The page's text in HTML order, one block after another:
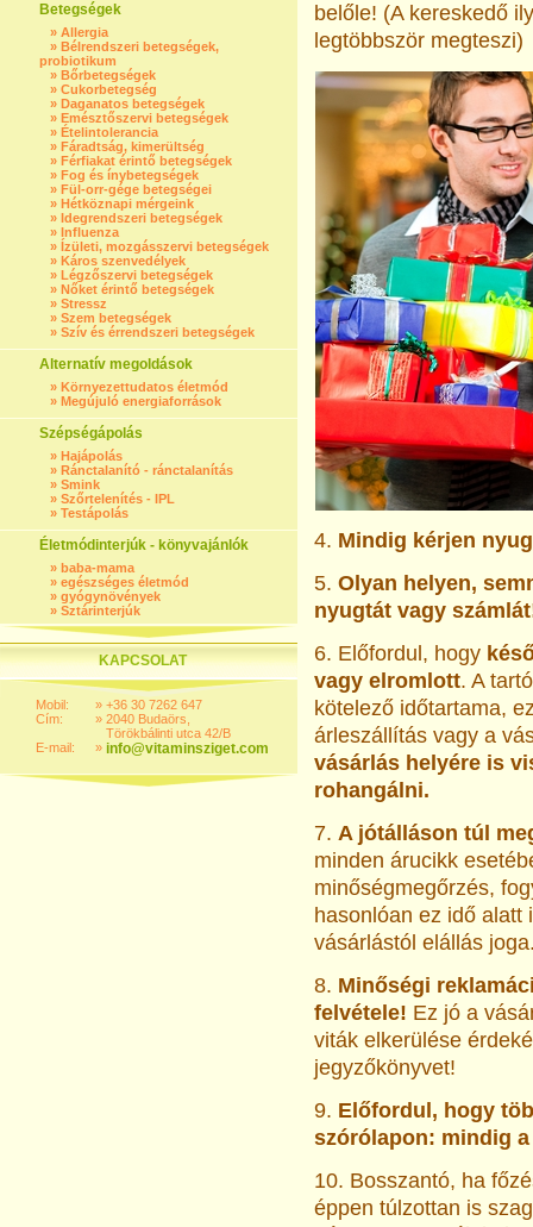
Betegségek
» Allergia
» Bélrendszeri betegségek,
probiotikum
» Bőrbetegségek
» Cukorbetegség
» Daganatos betegségek
» Emésztőszervi betegségek
» Ételintolerancia
» Fáradtság, kimerültség
» Férfiakat érintő betegségek
» Fog és ínybetegségek
» Fül-orr-gége betegségei
» Hétköznapi mérgeink
» Idegrendszeri betegségek
» Influenza
» Ízületi, mozgásszervi betegségek
» Káros szenvedélyek
» Légzőszervi betegségek
» Nőket érintő betegségek
» Stressz
» Szem betegségek
» Szív és érrendszeri betegségek
Alternatív megoldások
» Környezettudatos életmód
» Megújuló energiaforrások
Szépségápolás
» Hajápolás
» Ránctalanító - ránctalanítás
» Smink
» Szőrtelenítés - IPL
» Testápolás
Életmódinterjúk - könyvajánlók
» baba-mama
» egészséges életmód
» gyógynövények
» Sztárinterjúk
KAPCSOLAT
Mobil:
Cím:
E-mail:
»
»
»
+36 30 7262 647
2040 Budaörs,
Törökbálinti utca 42/B
info@vitaminsziget.com
belőle! (A kereskedő
legtöbbször megteszi)
4. Mindig kérjen
5. Olyan helyen,
nyugtát vagy
6. Előfordul, hogy
vagy elromlott. A
kötelező időtartama,
árleszállítás vagy a
vásárlás helyére is
rohangálni.
7. A jótálláson túl
minden árucikk
minőségmegőrzés,
hasonlóan ez idő
vásárlástól elállás
8. Minőségi
felvétele! Ez jó a
viták elkerülése
jegyzőkönyvet!
9. Előfordul, hogy
szórólapon: mindig
10. Bosszantó, ha
éppen túlzottan is